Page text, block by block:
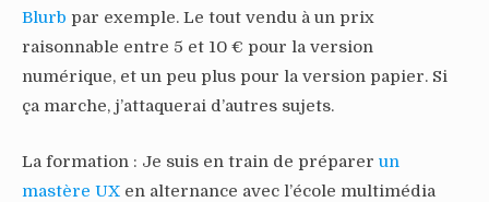
Blurb par exemple. Le tout vendu à un prix
raisonnable entre 5 et 10 € pour la version
numérique, et un peu plus pour la version papier. Si
ça marche, j’attaquerai d’autres sujets.
La formation : Je suis en train de préparer un
mastère UX en alternance avec l’école multimédia